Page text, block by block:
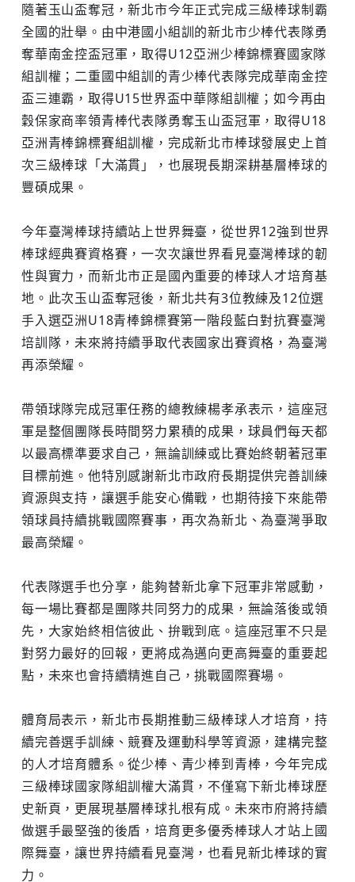
隨著玉山盃奪冠，新北市今年正式完成三級棒球制霸
全國的壯舉。由中港國小組訓的新北市少棒代表隊勇
奪華南金控盃冠軍，取得U12亞洲少棒錦標賽國家隊
組訓權；二重國中組訓的青少棒代表隊完成華南金控
盃三連霸，取得U15世界盃中華隊組訓權；如今再由
穀保家商率領青棒代表隊勇奪玉山盃冠軍，取得U18
亞洲青棒錦標賽組訓權，完成新北市棒球發展史上首
次三級棒球「大滿貫」，也展現長期深耕基層棒球的
豐碩成果。
今年臺灣棒球持續站上世界舞臺，從世界12強到世界
棒球經典賽資格賽，一次次讓世界看見臺灣棒球的韌
性與實力，而新北市正是國內重要的棒球人才培育基
地。此次玉山盃奪冠後，新北共有3位教練及12位選
手入選亞洲U18青棒錦標賽第一階段藍白對抗賽臺灣
培訓隊，未來將持續爭取代表國家出賽資格，為臺灣
再添榮耀。
帶領球隊完成冠軍任務的總教練楊孝承表示，這座冠
軍是整個團隊長時間努力累積的成果，球員們每天都
以最高標準要求自己，無論訓練或比賽始終朝著冠軍
目標前進。他特別感謝新北市政府長期提供完善訓練
資源與支持，讓選手能安心備戰，也期待接下來能帶
領球員持續挑戰國際賽事，再次為新北、為臺灣爭取
最高榮耀。
代表隊選手也分享，能夠替新北拿下冠軍非常感動，
每一場比賽都是團隊共同努力的成果，無論落後或領
先，大家始終相信彼此、拚戰到底。這座冠軍不只是
對努力最好的回報，更將成為邁向更高舞臺的重要起
點，未來也會持續精進自己，挑戰國際賽場。
體育局表示，新北市長期推動三級棒球人才培育，持
續完善選手訓練、競賽及運動科學等資源，建構完整
的人才培育體系。從少棒、青少棒到青棒，今年完成
三級棒球國家隊組訓權大滿貫，不僅寫下新北棒球歷
史新頁，更展現基層棒球扎根有成。未來市府將持續
做選手最堅強的後盾，培育更多優秀棒球人才站上國
際舞臺，讓世界持續看見臺灣，也看見新北棒球的實
力。